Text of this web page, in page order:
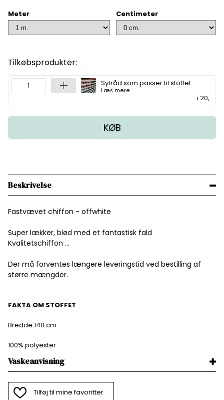
Meter Centimeter
Tilkøbsprodukter:
Sytråd som passer til stoffet
Læs mere
+20,-
KØB
Beskrivelse
Fastvævet chiffon - offwhite
Super lækker, blød med et fantastisk fald
Kvalitetschiffon ...
Der må forventes længere leveringstid ved bestilling af
større mængder.
FAKTA OM STOFFET
Bredde 140 cm.
100% polyester
Vaskeanvisning
Tilføj til mine favoritter